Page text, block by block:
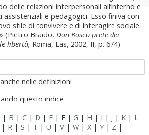
delle relazioni interpersonali all’interno e
assistenziali e pedagogici. Esso finiva con
stile di convivere e di interagire sociale
(Pietro Braido,Don Bosco prete dei
libertà, Roma, Las, 2002, II, p. 674)
nelle definizioni
questo indice
| B |C | D | E | F|G | H | I | J | K | L
| R |S | T |U |V |W |X |Y| Z |